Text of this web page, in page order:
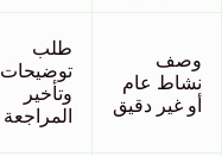
وصف
نشاط عام
أو غير دقيق
طلب
توضيحات
وتأخير
المراجعة